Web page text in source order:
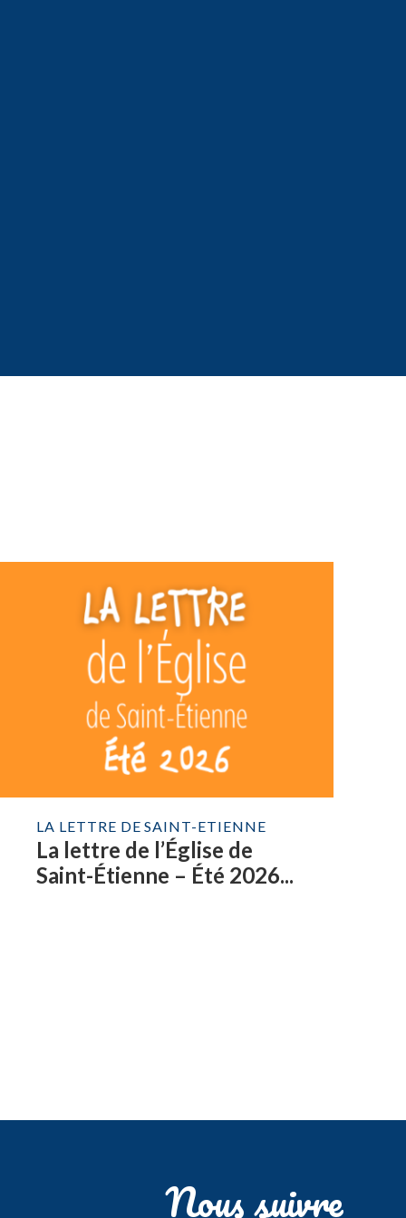
LA LETTRE DE SAINT-ETIENNE
La lettre de l’Église de
Saint-Étienne – Été 2026...
Nous suivre